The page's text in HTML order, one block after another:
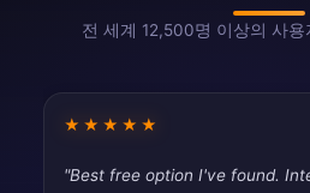
전 세계 12,500명 이상의 사
★★★★★
"Best free option I've found.